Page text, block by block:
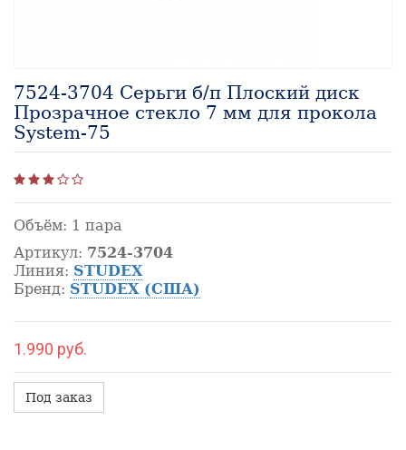
7524-3704 Серьги б/п Плоский диск
Прозрачное стекло 7 мм для прокола
System-75
Объём: 1 пара
Артикул: 7524-3704
Линия: STUDEX
Бренд: STUDEX (США)
1.990 руб.
Под заказ